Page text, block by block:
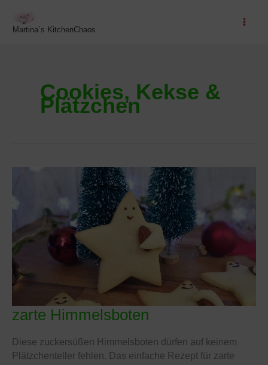
Inhalt
springen
Martina´s KitchenChaos
Cookies, Kekse &
Plätzchen
zarte Himmelsboten
Diese zuckersüßen Himmelsboten dürfen auf keinem
Plätzchenteller fehlen. Das einfache Rezept für zarte
zarte